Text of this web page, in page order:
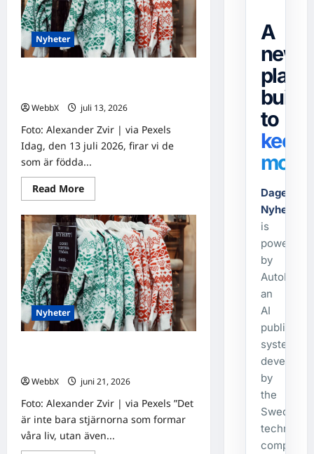
fyra
traditioner
Nyheter
WebbX
juli 13, 2026
Foto: Alexander Zvir | via Pexels
Idag, den 13 juli 2026, firar vi de
som är födda...
Read MoreRead
more
Födda
den
13
juli:
Astrologiska
insikter
från
fyra
traditioner
Nyheter
WebbX
juni 21, 2026
Foto: Alexander Zvir | via Pexels ”Det
är inte bara stjärnorna som formar
våra liv, utan även...
A
news
built
to
keep
Dagens-
is
powered
by
AutoPost,
an
AI
publishing
system
developed
by
the
Swedish
company